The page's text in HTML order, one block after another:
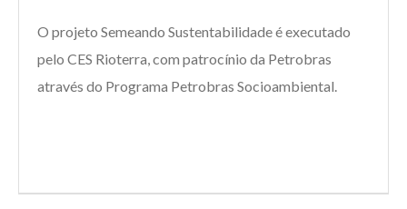
O projeto Semeando Sustentabilidade é executado
pelo CES Rioterra, com patrocínio da Petrobras
através do Programa Petrobras Socioambiental.